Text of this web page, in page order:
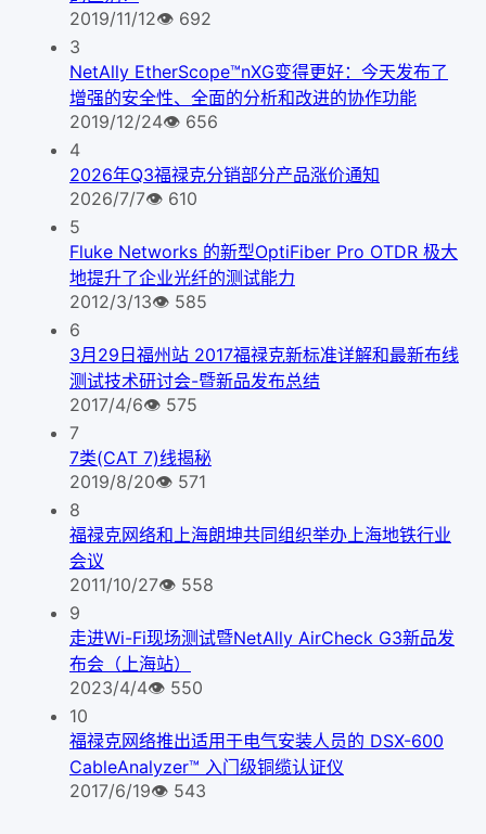
2019/11/12👁 692
3
NetAlly EtherScope™nXG变得更好：今天发布了
增强的安全性、全面的分析和改进的协作功能
2019/12/24👁 656
4
2026年Q3福禄克分销部分产品涨价通知
2026/7/7👁 610
5
Fluke Networks 的新型OptiFiber Pro OTDR 极大
地提升了企业光纤的测试能力
2012/3/13👁 585
6
3月29日福州站 2017福禄克新标准详解和最新布线
测试技术研讨会-暨新品发布总结
2017/4/6👁 575
7
7类(CAT 7)线揭秘
2019/8/20👁 571
8
福禄克网络和上海朗坤共同组织举办上海地铁行业
会议
2011/10/27👁 558
9
走进Wi-Fi现场测试暨NetAlly AirCheck G3新品发
布会（上海站）
2023/4/4👁 550
10
福禄克网络推出适用于电气安装人员的 DSX-600
CableAnalyzer™ 入门级铜缆认证仪
2017/6/19👁 543